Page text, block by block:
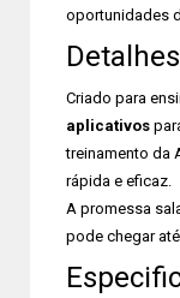
oportunidades
Detalhes
Criado para
aplicativos
treinamento da
rápida e eficaz.
A promessa
pode chegar